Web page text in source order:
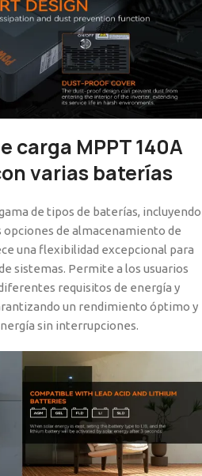
carga MPPT 140A
varias baterías
de tipos de baterías, incluyendo
de almacenamiento de
una flexibilidad excepcional para
sistemas. Permite a los usuarios
requisitos de energía y
un rendimiento óptimo y
sin interrupciones.